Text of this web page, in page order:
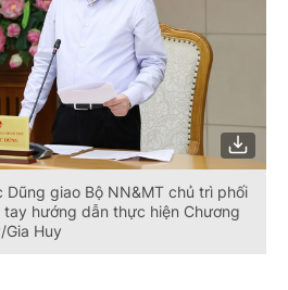
Dũng giao Bộ NN&MT chủ trì phối
hướng dẫn thực hiện Chương
Gia Huy